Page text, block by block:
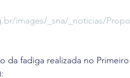
images/_sna/_noticias/
da fadiga realizada no